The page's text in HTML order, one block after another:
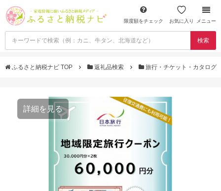
限度額をチェック お気に入り メニュー
検索
ふるさと納税ナビ TOP 返礼品検索 旅行・チケット・カタログ
詳細を見る